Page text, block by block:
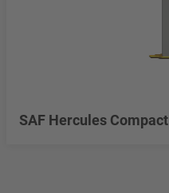
SAF Hercules Compact